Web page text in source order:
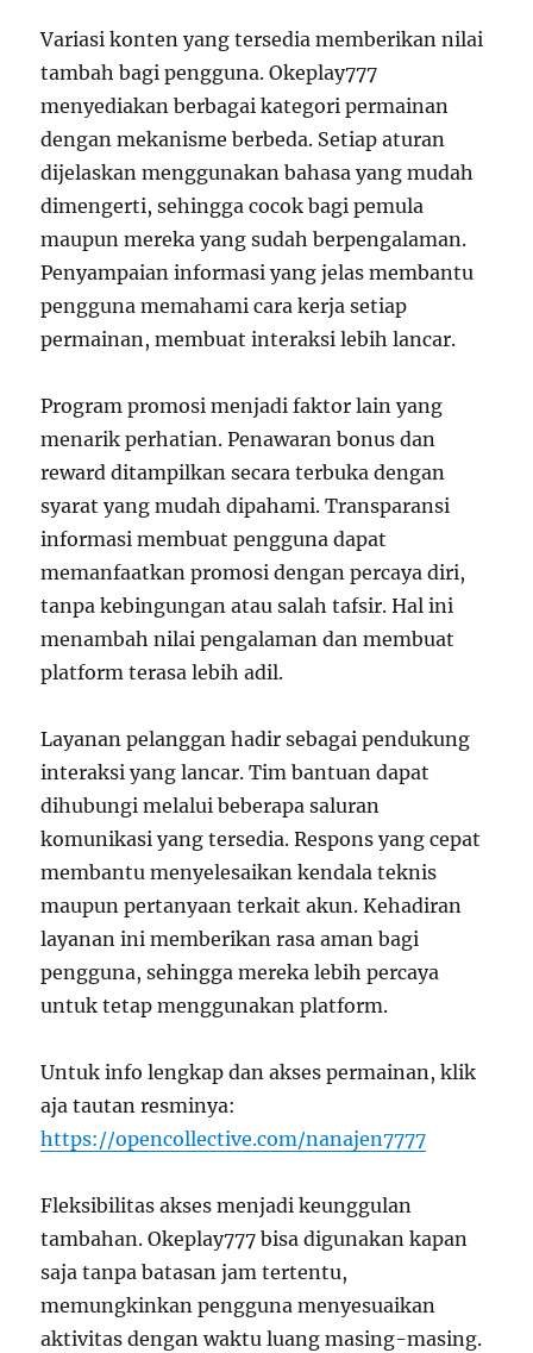
Variasi konten yang tersedia memberikan nilai
tambah bagi pengguna. Okeplay777
menyediakan berbagai kategori permainan
dengan mekanisme berbeda. Setiap aturan
dijelaskan menggunakan bahasa yang mudah
dimengerti, sehingga cocok bagi pemula
maupun mereka yang sudah berpengalaman.
Penyampaian informasi yang jelas membantu
pengguna memahami cara kerja setiap
permainan, membuat interaksi lebih lancar.
Program promosi menjadi faktor lain yang
menarik perhatian. Penawaran bonus dan
reward ditampilkan secara terbuka dengan
syarat yang mudah dipahami. Transparansi
informasi membuat pengguna dapat
memanfaatkan promosi dengan percaya diri,
tanpa kebingungan atau salah tafsir. Hal ini
menambah nilai pengalaman dan membuat
platform terasa lebih adil.
Layanan pelanggan hadir sebagai pendukung
interaksi yang lancar. Tim bantuan dapat
dihubungi melalui beberapa saluran
komunikasi yang tersedia. Respons yang cepat
membantu menyelesaikan kendala teknis
maupun pertanyaan terkait akun. Kehadiran
layanan ini memberikan rasa aman bagi
pengguna, sehingga mereka lebih percaya
untuk tetap menggunakan platform.
Untuk info lengkap dan akses permainan, klik
aja tautan resminya:
https://opencollective.com/nanajen7777
Fleksibilitas akses menjadi keunggulan
tambahan. Okeplay777 bisa digunakan kapan
saja tanpa batasan jam tertentu,
memungkinkan pengguna menyesuaikan
aktivitas dengan waktu luang masing-masing.